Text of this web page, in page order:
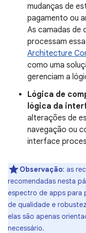
mudanças de
pagamento ou
As camadas de
processam
Architecture
como uma
gerenciam a
Lógica de
lógica da
alterações de
navegação ou
interface
Observação: as
recomendadas nesta
espectro de apps para
de qualidade e
elas são apenas
necessário.